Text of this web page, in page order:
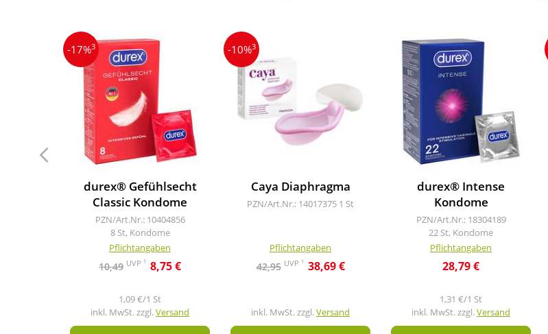
-17%3
durex® Gefühlsecht
Classic Kondome
PZN/Art.Nr.: 10404856
8 St, Kondome
Pflichtangaben
10,49 UVP 1 8,75 €
1,09 €/1 St
inkl. MwSt. zzgl.Versand
-10%3
Caya Diaphragma
PZN/Art.Nr.: 14017375 1 St
Pflichtangaben
42,95 UVP 1 38,69 €
inkl. MwSt. zzgl.Versand
durex® Intense
Kondome
PZN/Art.Nr.: 18304189
22 St, Kondome
Pflichtangaben
28,79 €
1,31 €/1 St
inkl. MwSt. zzgl.Versand